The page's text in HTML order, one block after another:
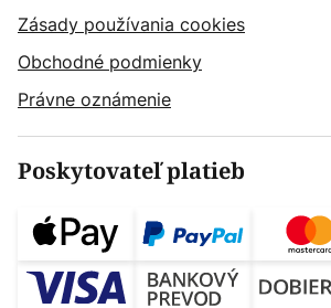
Zásady používania cookies
Obchodné podmienky
Právne oznámenie
Poskytovateľ platieb